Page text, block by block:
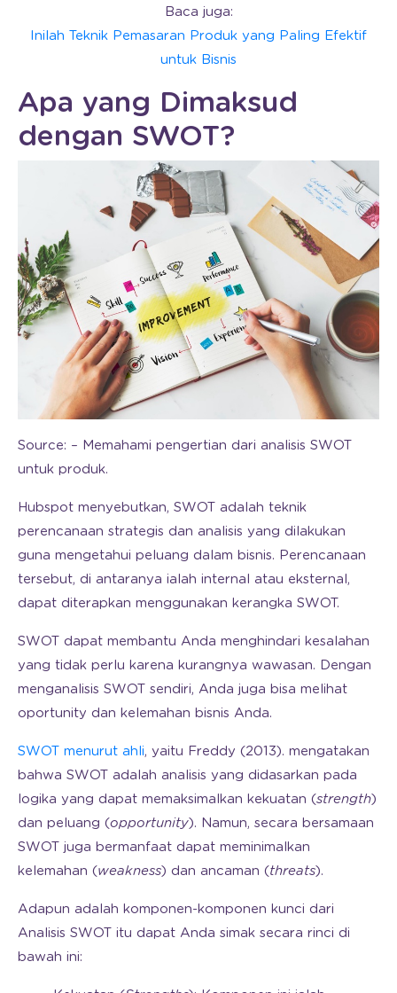
Baca juga:
Inilah Teknik Pemasaran Produk yang Paling Efektif
untuk Bisnis
Apa yang Dimaksud
dengan SWOT?
Source: – Memahami pengertian dari analisis SWOT
untuk produk.
Hubspot menyebutkan, SWOT adalah teknik
perencanaan strategis dan analisis yang dilakukan
guna mengetahui peluang dalam bisnis. Perencanaan
tersebut, di antaranya ialah internal atau eksternal,
dapat diterapkan menggunakan kerangka SWOT.
SWOT dapat membantu Anda menghindari kesalahan
yang tidak perlu karena kurangnya wawasan. Dengan
menganalisis SWOT sendiri, Anda juga bisa melihat
oportunity dan kelemahan bisnis Anda.
SWOT menurut ahli, yaitu Freddy (2013). mengatakan
bahwa SWOT adalah analisis yang didasarkan pada
logika yang dapat memaksimalkan kekuatan (strength)
dan peluang (opportunity). Namun, secara bersamaan
SWOT juga bermanfaat dapat meminimalkan
kelemahan (weakness) dan ancaman (threats).
Adapun adalah komponen-komponen kunci dari
Analisis SWOT itu dapat Anda simak secara rinci di
bawah ini: